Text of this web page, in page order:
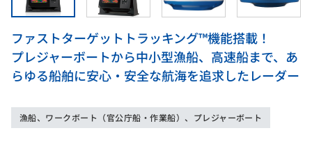
ファストターゲットトラッキング™機能搭載！
プレジャーボートから中小型漁船、高速船まで、あ
らゆる船舶に安心・安全な航海を追求したレーダー
漁船、ワークボート（官公庁船・作業船）、プレジャーボート